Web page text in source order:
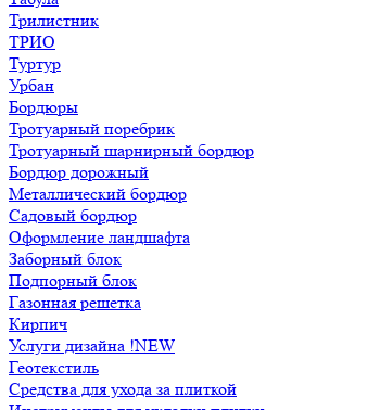
Трилистник
ТРИО
Туртур
Урбан
Бордюры
Тротуарный поребрик
Тротуарный шарнирный бордюр
Бордюр дорожный
Металлический бордюр
Садовый бордюр
Оформление ландшафта
Заборный блок
Подпорный блок
Газонная решетка
Кирпич
Услуги дизайна !NEW
Геотекстиль
Средства для ухода за плиткой